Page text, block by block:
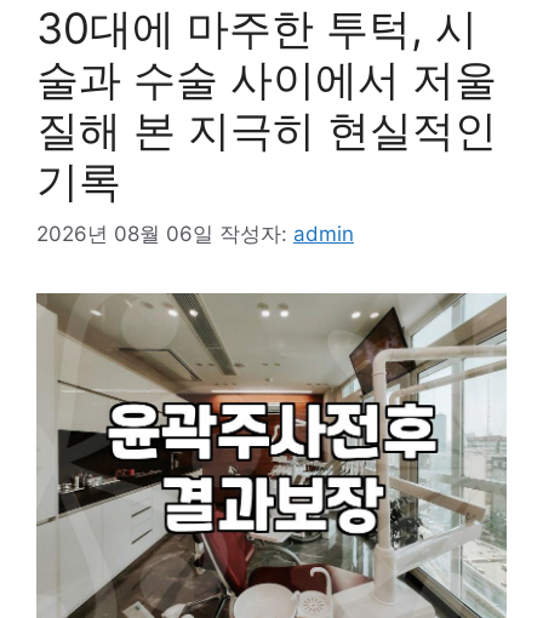
30대에 마주한 투턱, 시
술과 수술 사이에서 저울
질해 본 지극히 현실적인
기록
2026년 08월 06일 작성자: admin